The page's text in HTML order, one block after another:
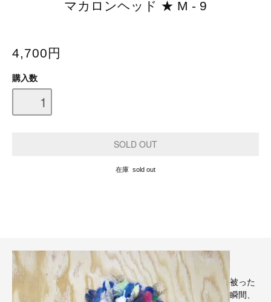
マカロンヘッド ★ M - 9
4,700円
購入数
在庫 sold out
被った
瞬間、